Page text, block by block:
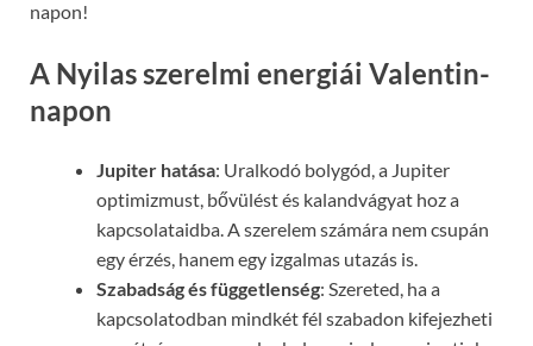
napon!
A Nyilas szerelmi energiái Valentin-
napon
Jupiter hatása: Uralkodó bolygód, a Jupiter
optimizmust, bővülést és kalandvágyat hoz a
kapcsolataidba. A szerelem számára nem csupán
egy érzés, hanem egy izgalmas utazás is.
Szabadság és függetlenség: Szereted, ha a
kapcsolatodban mindkét fél szabadon kifejezheti